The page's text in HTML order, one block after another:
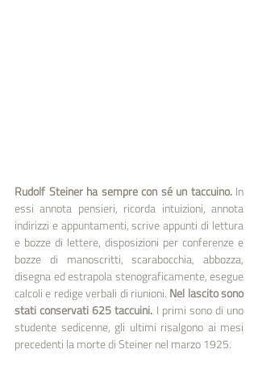
Rudolf Steiner ha sempre con sé un taccuino. In
essi annota pensieri, ricorda intuizioni, annota
indirizzi e appuntamenti, scrive appunti di lettura
e bozze di lettere, disposizioni per conferenze e
bozze di manoscritti, scarabocchia, abbozza,
disegna ed estrapola stenograficamente, esegue
calcoli e redige verbali di riunioni. Nel lascito sono
stati conservati 625 taccuini. I primi sono di uno
studente sedicenne, gli ultimi risalgono ai mesi
precedenti la morte di Steiner nel marzo 1925.